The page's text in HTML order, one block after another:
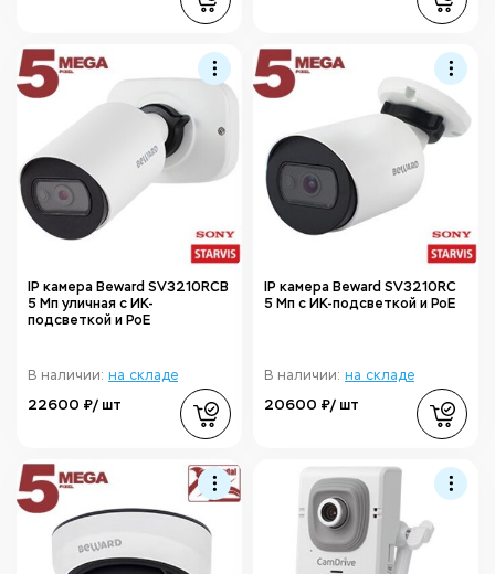
IP камера Beward SV3210RCB
5 Мп уличная с ИК-
подсветкой и PoE
В наличии: на складе
22600 ₽/ шт
IP камера Beward SV3210RC
5 Мп с ИК-подсветкой и PoE
В наличии: на складе
20600 ₽/ шт